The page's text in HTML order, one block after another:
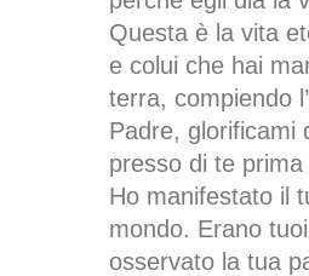
Questa è la vita
e colui che hai
terra, compiendo
Padre, glorificami
presso di te
Ho manifestato il
mondo. Erano
osservato la tua